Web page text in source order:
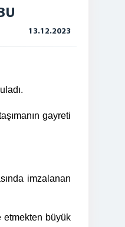
13.12.2023
gayreti
imzalanan
etmekten büyük